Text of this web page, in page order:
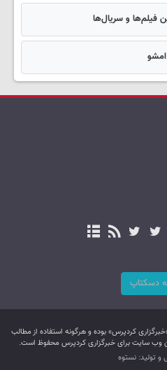
فیلم‌ها و سریال‌ها
امشو
دسکتاپ
کردپرس» بوده و هرگونه استفاده از مطالب
وب سایت برای خبرگزاری کردپرس محفوظ است.
و تولید: نستوه